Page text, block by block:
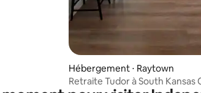
commentaires : 5 sur 5Hébergement ⋅ Raytown
Retraite Tudor à South Kansas